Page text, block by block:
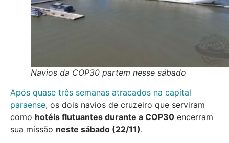
Navios da COP30 partem nesse sábado
Após quase três semanas atracados na capital
paraense, os dois navios de cruzeiro que serviram
como hotéis flutuantes durante a COP30 encerram
sua missão neste sábado (22/11).